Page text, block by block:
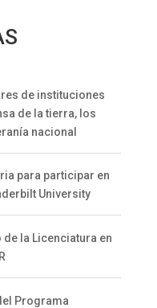
de instituciones
de la tierra, los
nacional
para participar en
University
la Licenciatura en
Programa